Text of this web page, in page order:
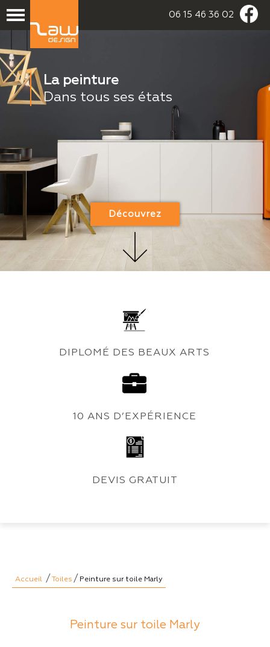
06 15 46 36 02
La peinture
Dans tous ses états
Découvrez
DIPLOMÉ DES BEAUX ARTS
10 ANS D’EXPÉRIENCE
DEVIS GRATUIT
Accueil / Toiles / Peinture sur toile Marly
Peinture sur toile Marly